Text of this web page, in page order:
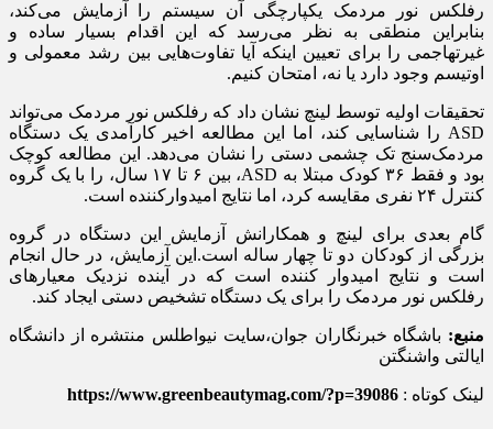
رفلکس نور مردمک یکپارچگی آن سیستم را آزمایش می‌کند،
بنابراین منطقی به نظر می‌رسد که این اقدام بسیار ساده و
غیرتهاجمی را برای تعیین اینکه آیا تفاوت‌هایی بین رشد معمولی و
اوتیسم وجود دارد یا نه، امتحان کنیم.
تحقیقات اولیه توسط لینچ نشان داد که رفلکس نور مردمک می‌تواند
ASD را شناسایی کند، اما این مطالعه اخیر کارآمدی یک دستگاه
مردمک‌سنج تک چشمی دستی را نشان می‌دهد. این مطالعه کوچک
بود و فقط ۳۶ کودک مبتلا به ASD، بین ۶ تا ۱۷ سال، را با یک گروه
کنترل ۲۴ نفری مقایسه کرد، اما نتایج امیدوارکننده است.
گام بعدی برای لینچ و همکارانش آزمایش این دستگاه در گروه
بزرگی از کودکان دو تا چهار ساله است.این آزمایش، در حال انجام
است و نتایج امیدوار کننده است که در آینده نزدیک معیارهای
رفلکس نور مردمک را برای یک دستگاه تشخیص دستی ایجاد کند.
منبع: باشگاه خبرنگاران جوان،سایت نیواطلس منتشره از دانشگاه
ایالتی واشنگتن
لینک کوتاه : https://www.greenbeautymag.com/?p=39086